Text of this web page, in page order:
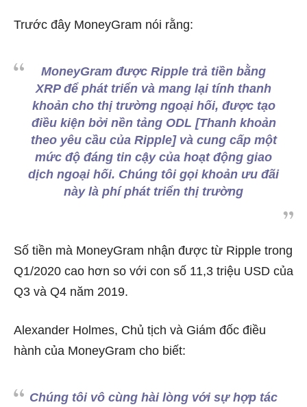
Trước đây MoneyGram nói rằng:
MoneyGram được Ripple trả tiền bằng
XRP để phát triển và mang lại tính thanh
khoản cho thị trường ngoại hối, được tạo
điều kiện bởi nền tảng ODL [Thanh khoản
theo yêu cầu của Ripple] và cung cấp một
mức độ đáng tin cậy của hoạt động giao
dịch ngoại hối. Chúng tôi gọi khoản ưu đãi
này là phí phát triển thị trường
Số tiền mà MoneyGram nhận được từ Ripple trong
Q1/2020 cao hơn so với con số 11,3 triệu USD của
Q3 và Q4 năm 2019.
Alexander Holmes, Chủ tịch và Giám đốc điều
hành của MoneyGram cho biết:
Chúng tôi vô cùng hài lòng với sự hợp tác